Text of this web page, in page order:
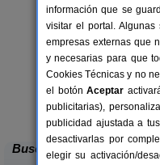
Cal Ponç
Vallcebre
Buscar
información que se
visitar el portal.
empresas externas que
y necesarias para que
Cookies Técnicas y no
el botónAceptar
publicitarias),
publicidad ajustada a
desactivarlas por
elegir su activación/